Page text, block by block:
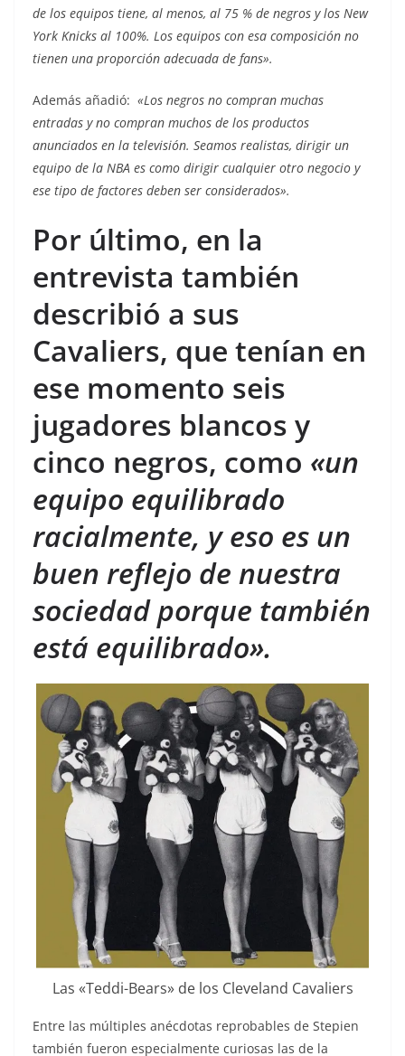
de los equipos tiene, al menos, al 75 % de negros y los New
York Knicks al 100%. Los equipos con esa composición no
tienen una proporción adecuada de fans».
Además añadió: «Los negros no compran muchas
entradas y no compran muchos de los productos
anunciados en la televisión. Seamos realistas, dirigir un
equipo de la NBA es como dirigir cualquier otro negocio y
ese tipo de factores deben ser considerados».
Por último, en la
entrevista también
describió a sus
Cavaliers, que tenían en
ese momento seis
jugadores blancos y
cinco negros, como «un
equipo equilibrado
racialmente, y eso es un
buen reflejo de nuestra
sociedad porque también
está equilibrado».
Las «Teddi-Bears» de los Cleveland Cavaliers
Entre las múltiples anécdotas reprobables de Stepien
también fueron especialmente curiosas las de la